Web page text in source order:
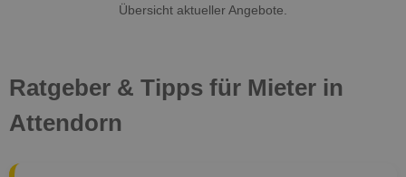
Übersicht aktueller Angebote.
Ratgeber & Tipps für Mieter in
Attendorn